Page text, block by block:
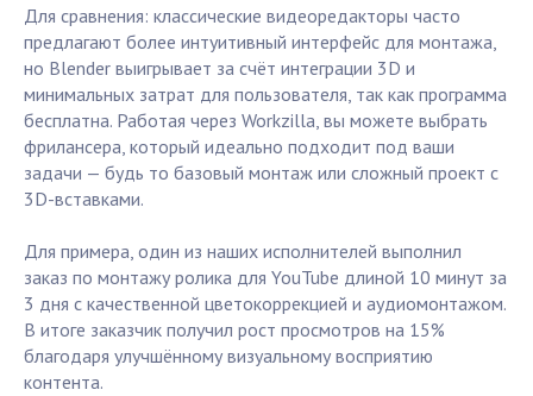
Для сравнения: классические видеоредакторы часто
предлагают более интуитивный интерфейс для монтажа,
но Blender выигрывает за счёт интеграции 3D и
минимальных затрат для пользователя, так как программа
бесплатна. Работая через Workzilla, вы можете выбрать
фрилансера, который идеально подходит под ваши
задачи — будь то базовый монтаж или сложный проект с
3D-вставками.
Для примера, один из наших исполнителей выполнил
заказ по монтажу ролика для YouTube длиной 10 минут за
3 дня с качественной цветокоррекцией и аудиомонтажом.
В итоге заказчик получил рост просмотров на 15%
благодаря улучшённому визуальному восприятию
контента.